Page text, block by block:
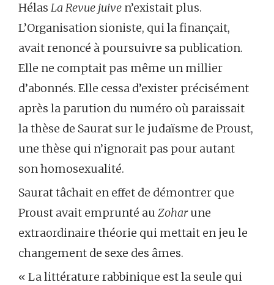
Hélas La Revue juive n’existait plus.
L’Organisation sioniste, qui la finançait,
avait renoncé à poursuivre sa publication.
Elle ne comptait pas même un millier
d’abonnés. Elle cessa d’exister précisément
après la parution du numéro où paraissait
la thèse de Saurat sur le judaïsme de Proust,
une thèse qui n’ignorait pas pour autant
son homosexualité.
Saurat tâchait en effet de démontrer que
Proust avait emprunté au Zoharune
extraordinaire théorie qui mettait en jeu le
changement de sexe des âmes.
« La littérature rabbinique est la seule qui